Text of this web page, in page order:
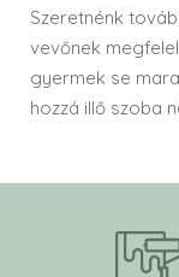
Szeretnénk
vevőnek
gyermek se
hozzá illő szoba